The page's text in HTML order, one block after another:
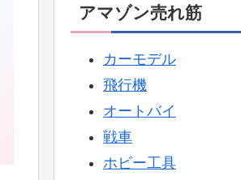
アマゾン売れ筋
カーモデル
飛行機
オートバイ
戦車
ホビー工具